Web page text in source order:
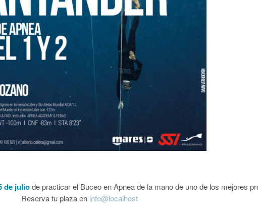
de juliode practicar el Buceo en Apnea de la mano de uno de los mejores
Reserva tu plaza en info@localhost